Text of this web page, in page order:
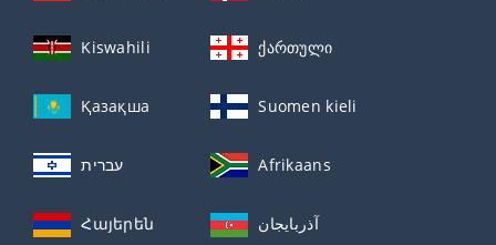
Kiswahili ქართული
Қазақша Suomen kieli
עברית Afrikaans
Հայերեն آذربايجان